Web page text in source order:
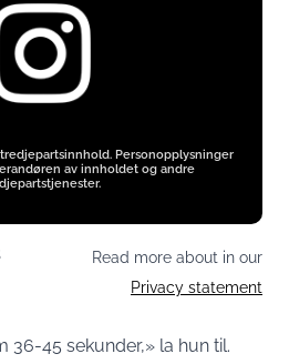
Personopplysninger
av innholdet og andre
Read more about in our
Privacy statement
36-45 sekunder,» la hun til.